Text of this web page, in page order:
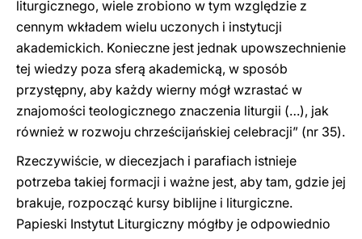
liturgicznego, wiele zrobiono w tym względzie z
cennym wkładem wielu uczonych i instytucji
akademickich. Konieczne jest jednak upowszechnienie
tej wiedzy poza sferą akademicką, w sposób
przystępny, aby każdy wierny mógł wzrastać w
znajomości teologicznego znaczenia liturgii (…), jak
również w rozwoju chrześcijańskiej celebracji” (nr 35).
Rzeczywiście, w diecezjach i parafiach istnieje
potrzeba takiej formacji i ważne jest, aby tam, gdzie jej
brakuje, rozpocząć kursy biblijne i liturgiczne.
Papieski Instytut Liturgiczny mógłby je odpowiednio